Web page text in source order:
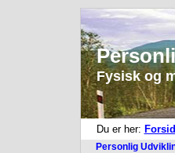
Fysisk og
Du er her:
Personlig